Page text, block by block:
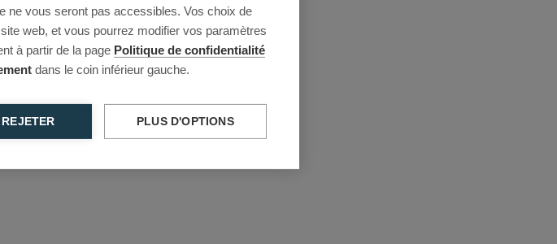
ne vous seront pas accessibles. Vos choix de
web, et vous pourrez modifier vos paramètres
à partir de la page Politique de confidentialité
dans le coin inférieur gauche.
PLUS D'OPTIONS